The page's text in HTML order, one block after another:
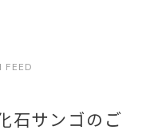
FEED
石サンゴのご